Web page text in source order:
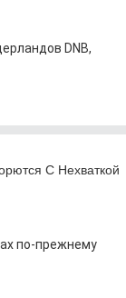
DNB,
С Нехваткой
по-прежнему